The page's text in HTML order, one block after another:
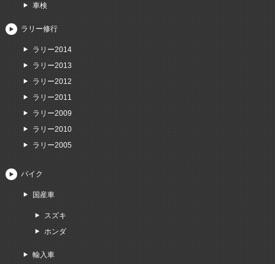
車検
ラリー修行
ラリー2014
ラリー2013
ラリー2012
ラリー2011
ラリー2009
ラリー2010
ラリー2005
バイク
国産車
スズキ
ホンダ
輸入車